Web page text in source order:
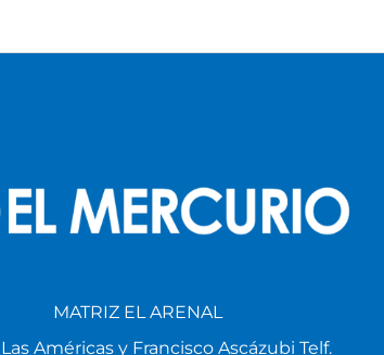
MATRIZ EL ARENAL
Américas y Francisco Ascázubi Telf.